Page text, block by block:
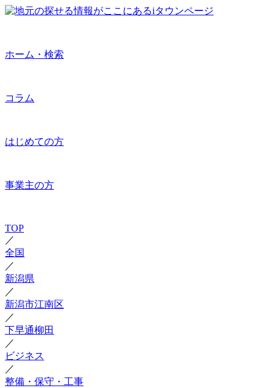
ホーム・検索
コラム
はじめての方
事業主の方
TOP
／
全国
／
新潟県
／
新潟市江南区
／
下早通柳田
／
ビジネス
／
整備・保守・工事